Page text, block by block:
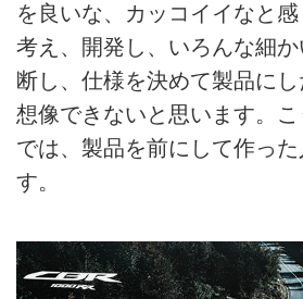
を良いな、カッコイイなと
考え、開発し、いろんな細
断し、仕様を決めて製品に
想像できないと思います。
では、製品を前にして作った
す。